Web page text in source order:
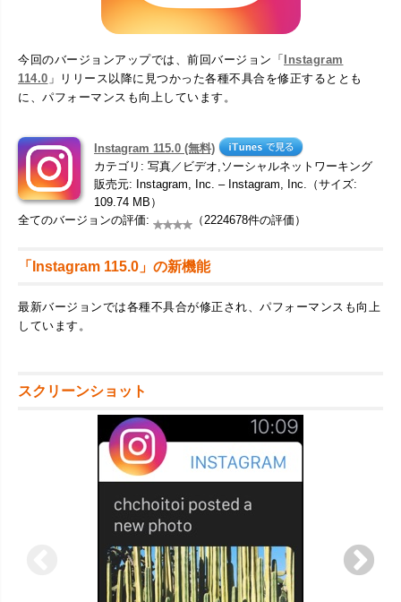
今回のバージョンアップでは、前回バージョン「Instagram
114.0 」リリース以降に見つかった各種不具合を修正するととも
に、パフォーマンスも向上しています。
Instagram 115.0 (無料)
カテゴリ: 写真／ビデオ,ソーシャルネットワーキング
販売元: Instagram, Inc. – Instagram, Inc.（サイズ:
109.74 MB）
全てのバージョンの評価:
（2224678件の評価）
「Instagram 115.0」の新機能
最新バージョンでは各種不具合が修正され、パフォーマンスも向上
しています。
スクリーンショット